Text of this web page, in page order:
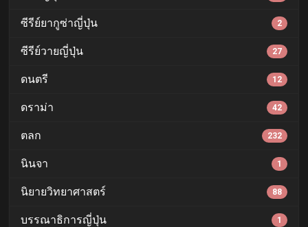
ซีรีย์ยากูซ่าญี่ปุ่น 2
ซีรีย์วายญี่ปุ่น 27
ดนตรี 12
ดราม่า 42
ตลก 232
นินจา 1
นิยายวิทยาศาสตร์ 88
บรรณาธิการญี่ปุ่น 1